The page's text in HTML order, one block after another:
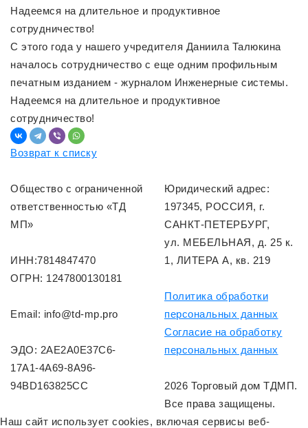
Надеемся на длительное и продуктивное
сотрудничество!
С этого года у нашего учредителя Даниила Талюкина
началось сотрудничество с еще одним профильным
печатным изданием - журналом Инженерные системы.
Надеемся на длительное и продуктивное
сотрудничество!
Возврат к списку
Общество с ограниченной
ответственностью «ТД
МП»
ИНН:7814847470
ОГРН: 1247800130181
Email: info@td-mp.pro
ЭДО: 2AE2A0E37C6-
17A1-4A69-8A96-
94BD163825CC
Юридический адрес:
197345, РОССИЯ, г.
САНКТ-ПЕТЕРБУРГ,
ул. МЕБЕЛЬНАЯ, д. 25 к.
1, ЛИТЕРА А, кв. 219
Политика обработки
персональных данных
Согласие на обработку
персональных данных
2026 Торговый дом ТДМП.
Все права защищены.
Наш сайт использует cookies, включая сервисы веб-